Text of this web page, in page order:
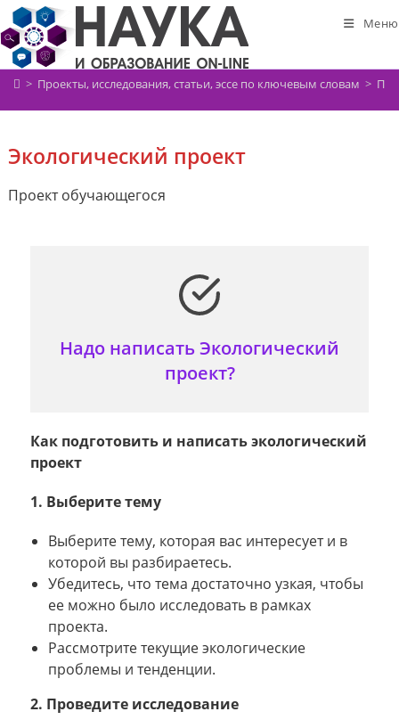
Перейти
к
содержимому
Меню
> Проекты, исследования, статьи, эссе по ключевым словам >
Экологический проект
Проект обучающегося
Надо написать Экологический
проект?
Как подготовить и написать экологический
проект
1. Выберите тему
Выберите тему, которая вас интересует и в
которой вы разбираетесь.
Убедитесь, что тема достаточно узкая, чтобы
ее можно было исследовать в рамках
проекта.
Рассмотрите текущие экологические
проблемы и тенденции.
2. Проведите исследование